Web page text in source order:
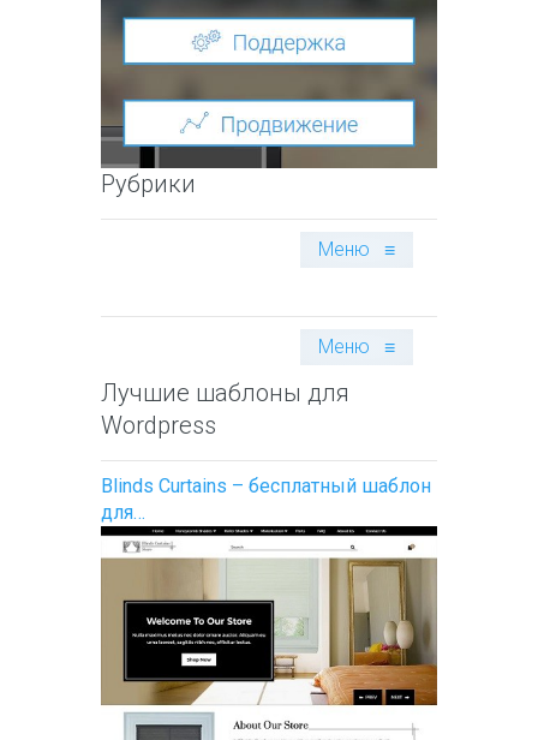
Рубрики
Меню ≡
Меню ≡
Лучшие шаблоны для
Wordpress
Blinds Curtains – бесплатный шаблон
для…